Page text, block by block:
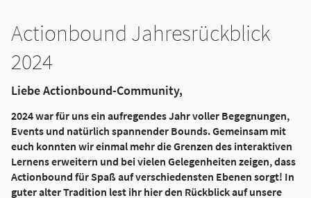
Actionbound Jahresrückblick
2024
Liebe Actionbound-Community,
2024 war für uns ein aufregendes Jahr voller Begegnungen,
Events und natürlich spannender Bounds. Gemeinsam mit
euch konnten wir einmal mehr die Grenzen des interaktiven
Lernens erweitern und bei vielen Gelegenheiten zeigen, dass
Actionbound für Spaß auf verschiedensten Ebenen sorgt! In
guter alter Tradition lest ihr hier den Rückblick auf unsere